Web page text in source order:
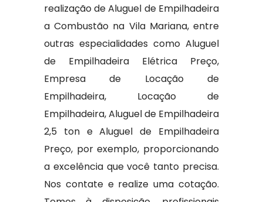
realização de Aluguel de Empilhadeira
a Combustão na Vila Mariana, entre
outras especialidades como Aluguel
de Empilhadeira Elétrica Preço,
Empresa de Locação de
Empilhadeira, Locação de
Empilhadeira, Aluguel de Empilhadeira
2,5 ton e Aluguel de Empilhadeira
Preço, por exemplo, proporcionando
a excelência que você tanto precisa.
Nos contate e realize uma cotação.